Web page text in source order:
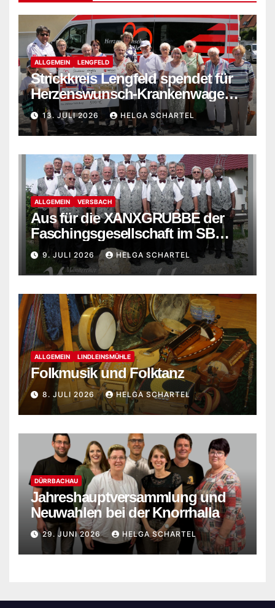
ALLGEMEIN LENGFELD
Strickkreis Lengfeld spendet für
Herzenswunsch-Krankenwagen
der Malteser
13. JULI 2026 HELGA SCHARTEL
ALLGEMEIN VERSBACH
Aus für die XANXGRUBBE der
Faschingsgesellschaft im SB
Versbach
9. JULI 2026 HELGA SCHARTEL
ALLGEMEIN LINDLEINSMÜHLE
Folkmusik und Folktanz
8. JULI 2026 HELGA SCHARTEL
DÜRRBACHAU
Jahreshauptversammlung und
Neuwahlen bei der Knorrhalla
29. JUNI 2026 HELGA SCHARTEL